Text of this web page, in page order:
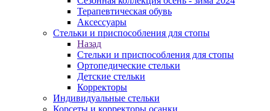
Терапевтическая обувь
Аксессуары
Стельки и приспособления для стопы
Назад
Стельки и приспособления для стопы
Ортопедические стельки
Детские стельки
Корректоры
Индивидуальные стельки
Корсеты и корректоры осанки